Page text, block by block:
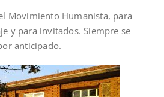
Movimiento Humanista, para
y para invitados. Siempre se
anticipado.